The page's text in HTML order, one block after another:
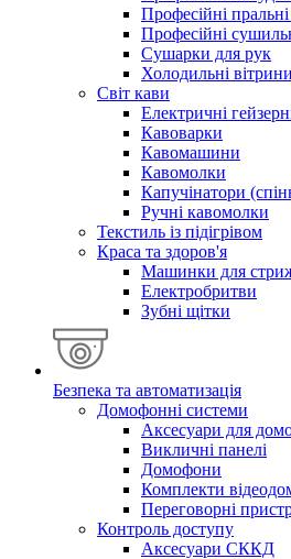
Професійні
Професійні
Сушарки для рук
Холодильні вітрини
Світ кави
Електричні
Кавоварки
Кавомашини
Кавомолки
Капучінатори
Ручні кавомолки
Текстиль із підігрівом
Краса та здоров'я
Машинки для
Електробритви
Зубні щітки
Безпека та автоматизація
Домофонні системи
Аксесуари для
Викличні панелі
Домофони
Комплекти
Переговорні
Контроль доступу
Аксесуари СККД